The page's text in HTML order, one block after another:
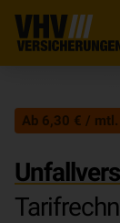
Ab 6,30 € / mtl.